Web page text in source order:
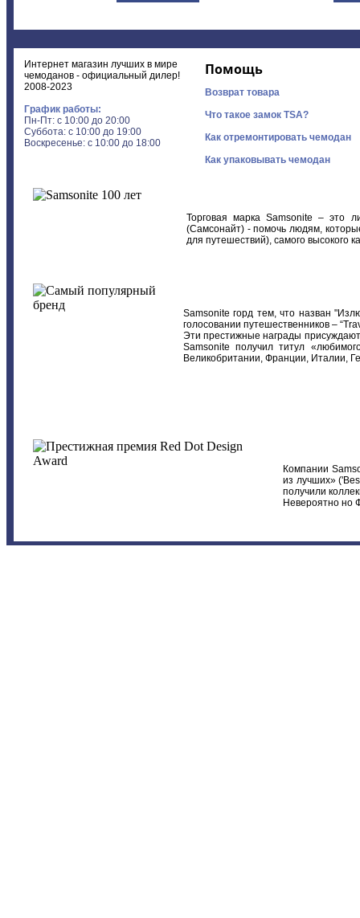
Интернет магазин лучших в мире
чемоданов - официальный дилер!
2008-2023
График работы:
Пн-Пт: с 10:00 до 20:00
Суббота: с 10:00 до 19:00
Воскресенье: с 10:00 до 18:00
Помощь
Возврат товара
Что такое замок TSA?
Как отремонтировать чемодан
Как упаковывать чемодан
Торговая марка Samsonite – это
(Самсонайт) - помочь людям,
для путешествий), самого высокого
Samsonite горд тем, что назван
голосовании путешественников –
Эти престижные награды
Samsonite получил титул
Великобритании, Франции, Италии,
Компании
из лучших»
получили
Невероятно но